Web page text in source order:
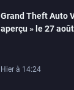
Grand Theft Auto
aperçu » le 27
Hier à 14:24